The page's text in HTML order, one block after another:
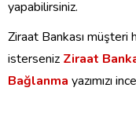
yapabilirsiniz.
Ziraat Bankası
isterseniz Ziraat
Bağlanma yazımızı